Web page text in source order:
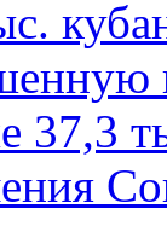
37,3